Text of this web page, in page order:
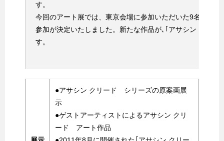
す。
今回のアート展では、東京会場に参加いただいた9名に加
参加が決定いたしました。新たな作品が､｢アサシン クリー
す。
●アサシン クリード シリーズの原案画展
示
●ゲストアーティストによるアサシン クリ
ード アート作品